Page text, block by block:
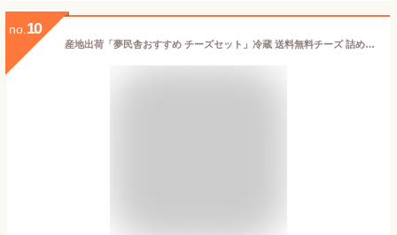
no. 10
産地出荷「夢民舎おすすめ チーズセット」冷蔵 送料無料チーズ 詰め合わせ カマンベールチーズ スモーク チーズ セット クリームチーズ モッツァレラチーズ ワイン 北海道 お土産 お取り寄せグルメ 北海道グルメ ギフト 贈り物 プレゼント 贈答 北海道土産